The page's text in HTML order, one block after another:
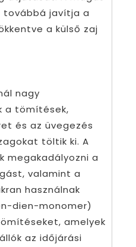
továbbá javítja a
a külső zaj
nagy
a tömítések,
és az üvegezés
töltik ki. A
megakadályozni a
valamint a
használnak
dien-monomer)
amelyek
az időjárási